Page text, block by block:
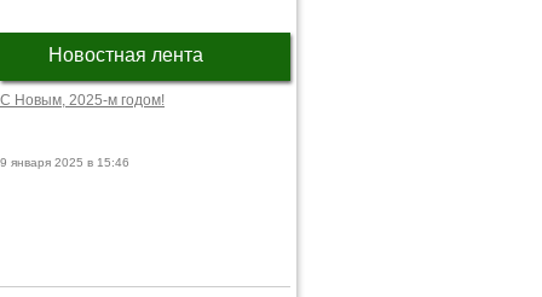
Новостная лента
С Новым, 2025-м годом!
9 января 2025 в 15:46